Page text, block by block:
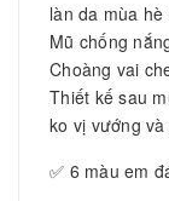
làn da mùa
Mũ chống
Choàng vai
Thiết kế sau
ko vị vướng
✅ 6 màu em